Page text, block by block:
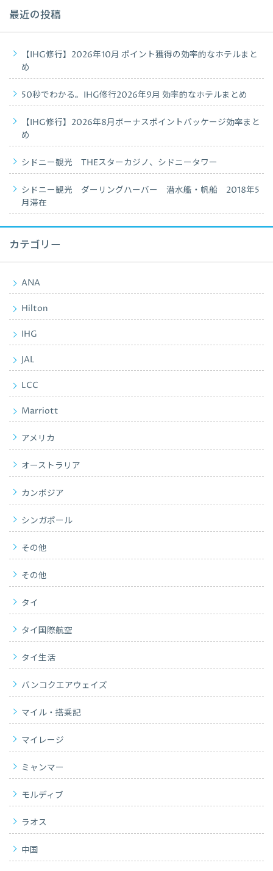
最近の投稿
【IHG修行】2026年10月 ポイント獲得の効率的なホテルまと
め
50秒でわかる。IHG修行2026年9月 効率的なホテルまとめ
【IHG修行】2026年8月ボーナスポイントパッケージ効率まと
め
シドニー観光 THEスターカジノ、シドニータワー
シドニー観光 ダーリングハーバー 潜水艦・帆船 2018年5
月滞在
カテゴリー
ANA
Hilton
IHG
JAL
LCC
Marriott
アメリカ
オーストラリア
カンボジア
シンガポール
その他
その他
タイ
タイ国際航空
タイ生活
バンコクエアウェイズ
マイル・搭乗記
マイレージ
ミャンマー
モルディブ
ラオス
中国